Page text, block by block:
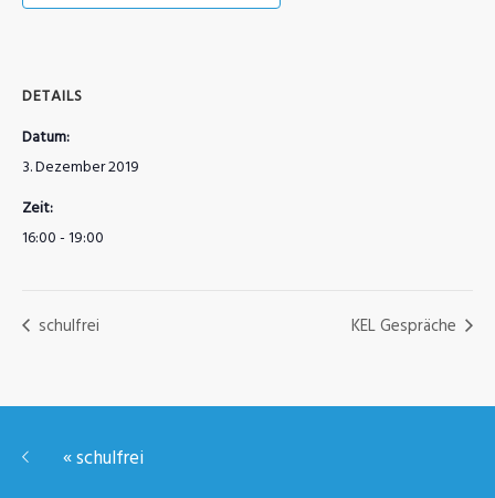
DETAILS
Datum:
3. Dezember 2019
Zeit:
16:00 - 19:00
schulfrei KEL Gespräche
«schulfrei